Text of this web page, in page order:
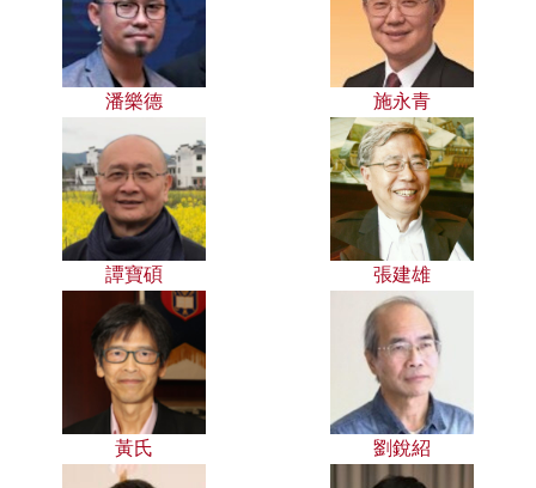
潘樂德 施永青
譚寶碩 張建雄
黃氏 劉銳紹